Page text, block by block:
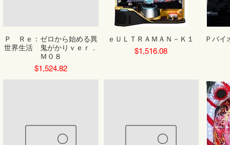
Ｐ Ｒｅ：ゼロから始める異
世界生活 鬼がかりｖｅｒ．
Ｍ０８
Price
$1,524.82
ｅＵＬＴＲＡＭＡＮ－Ｋ１
Price
$1,516.08
Ｐバイ